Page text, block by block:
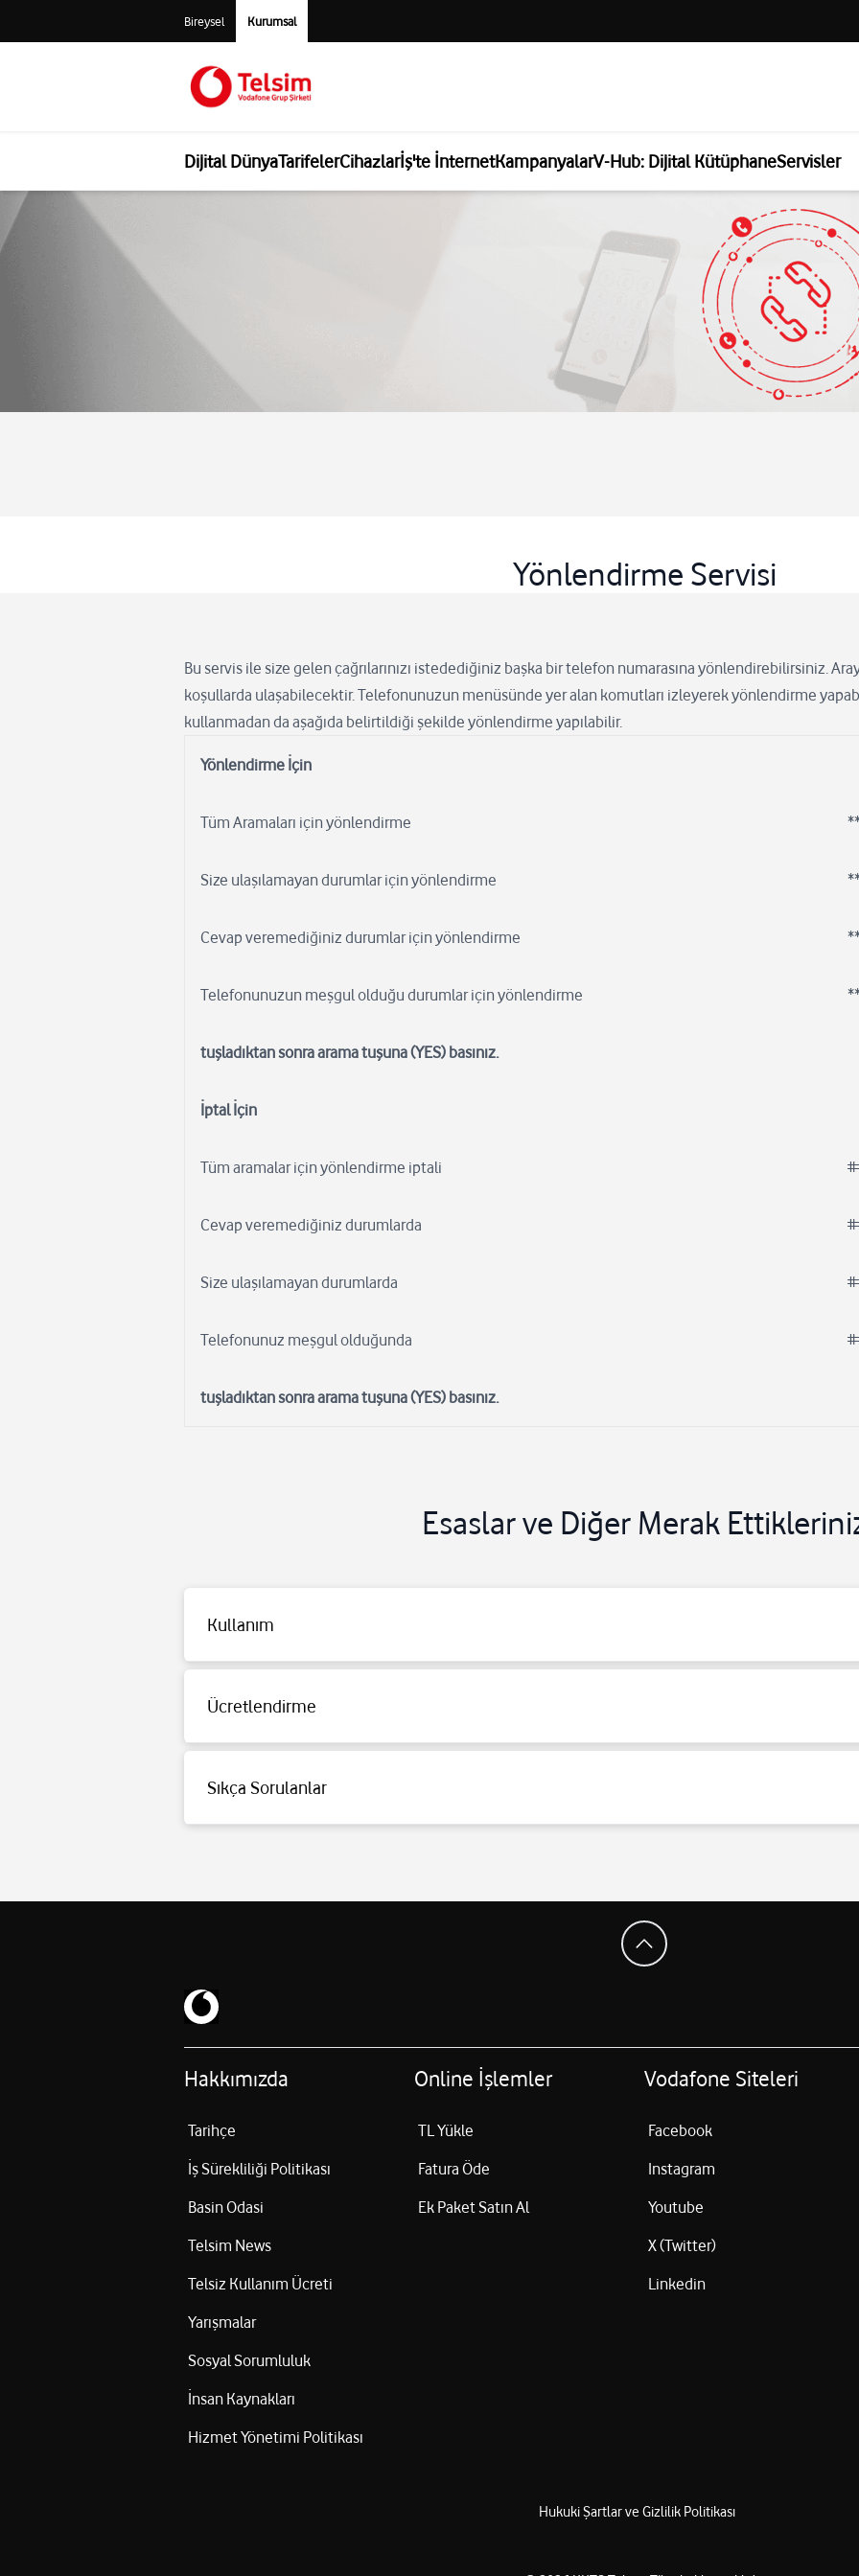
Bireysel Kurumsal
Dijital DünyaTarifelerCihazlarİş'te İnternetKampanyalarV-Hub: Dijital KütüphaneServisler
Yönlendirme Servisi
Bu servis ile size gelen çağrılarınızı istedediğiniz başka bir telefon numarasına yönlendirebilirsiniz.
koşullarda ulaşabilecektir. Telefonunuzun menüsünde yer alan komutları izleyerek yönlendirme
kullanmadan da aşağıda belirtildiği şekilde yönlendirme yapılabilir.
Yönlendirme İçin
Tüm Aramaları için yönlendirme
Size ulaşılamayan durumlar için yönlendirme
Cevap veremediğiniz durumlar için yönlendirme
Telefonunuzun meşgul olduğu durumlar için yönlendirme
tuşladıktan sonra arama tuşuna (YES) basınız.
İptal İçin
Tüm aramalar için yönlendirme iptali
Cevap veremediğiniz durumlarda
Size ulaşılamayan durumlarda
Telefonunuz meşgul olduğunda
tuşladıktan sonra arama tuşuna (YES) basınız.
Esaslar ve Diğer Merak
Kullanım
Yönlendirme İçin Tüm Aramaları için yönlendirme **21
sonra arama tuşuna (YES) basınız.
olduğunda ##67# tuşladıktan sonra arama tuşuna (YES) basınız.
Ücretlendirme
ücretlendirilir. Yönlendirilen numaraya herhangi bir ücret yansımaz. Arayan kişi normal arama ücretini öder.
Sıkça Sorulanlar
Hakkımızda
Tarihçe
İş Sürekliliği Politikası
Basin Odasi
Telsim News
Telsiz Kullanım Ücreti
Yarışmalar
Sosyal Sorumluluk
İnsan Kaynakları
Hizmet Yönetimi Politikası
Online İşlemler
TL Yükle
Fatura Öde
Ek Paket Satın Al
Vodafone Siteleri
Facebook
Instagram
Youtube
X (Twitter)
Linkedin
Hukuki Şartlar ve Gizlilik Politikası